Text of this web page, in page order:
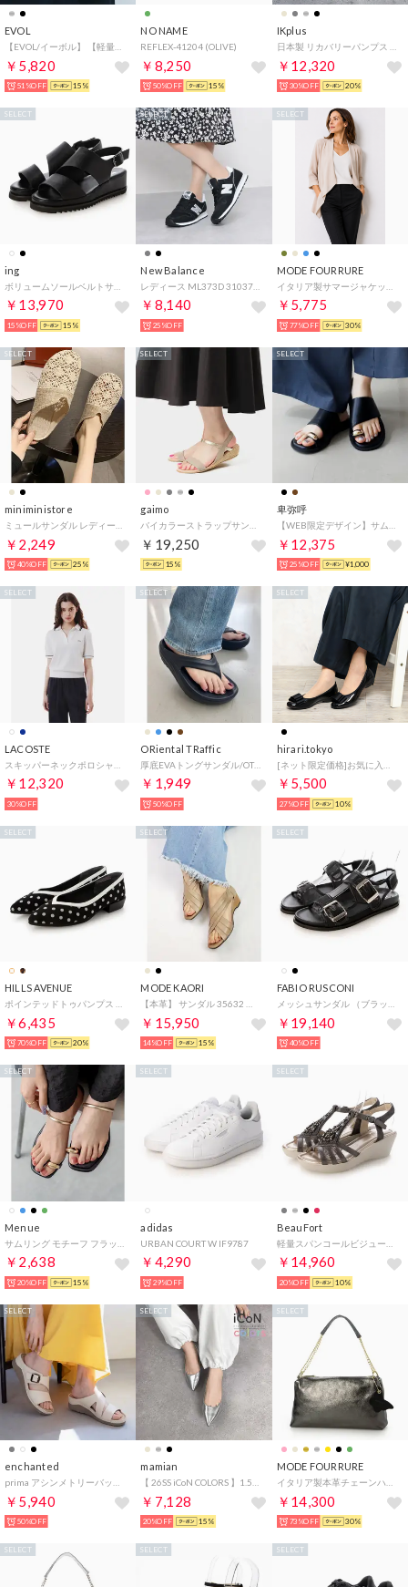
EVOL
￥5,820
51%OFF 15%
NO NAME
REFLEX-41204 (OLIVE)
￥8,250
50%OFF 15%
IKplus
￥12,320
30%OFF 20%
ing
￥13,970
SELECT
15%OFF 15%
New Balance
￥8,140
SELECT
25%OFF
MODE FOURRURE
￥5,775
SELECT
77%OFF 30%
miniministore
ミュールサンダル レディース ぺたんこ
￥2,249
SELECT
40%OFF 25%
gaimo
バイカラーストラップサンダル （グレー）
￥19,250
SELECT
15%
卑弥呼
【WEB限定デザイン】サムリングトングサンダル/650203 （ブラック）
￥12,375
SELECT
25%OFF ¥1,000
LACOSTE
￥12,320
SELECT
30%OFF
ORiental TRaffic
￥1,949
SELECT
50%OFF
hirari.tokyo
￥5,500
SELECT
27%OFF 10%
HILLS AVENUE
ポインテッドトゥパンプス （ブラックドット）
￥6,435
SELECT
70%OFF 20%
MODE KAORI
【本革】 サンダル 35632 （グレージュ）
￥15,950
SELECT
14%OFF 15%
FABIO RUSCONI
メッシュサンダル （ブラック）
￥19,140
SELECT
40%OFF
Menue
￥2,638
SELECT
20%OFF 15%
adidas
URBAN COURT W IF9787
￥4,290
SELECT
29%OFF
BeauFort
￥14,960
SELECT
20%OFF 10%
enchanted
prima アシンメトリーバックルベルトミュールサンダル （アイボリー）
￥5,940
SELECT
50%OFF
mamian
【 26SS iCoN COLORS 】1.5cm 痛くなりにくい 美脚ポインテッドトゥカラーパンプス／C20143 （シルバー）
￥7,128
SELECT
20%OFF 15%
MODE FOURRURE
イタリア製本革チェーンハンドルバッグ （ブラックメタル）
￥14,300
SELECT
73%OFF 30%
SELECT SELECT SELECT